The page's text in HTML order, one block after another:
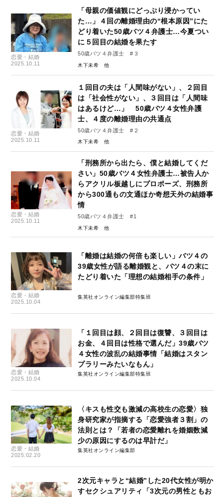
恋愛・結婚
2025.10.11
「母親の価値観にどっぷり浸かってい
た…」４回の離婚理由の“根本原因”にた
どり着いた50歳バツ４弁護士…今夏つい
に５回目の結婚を果たす
50歳バツ４弁護士 #３
木下未希
恋愛・結婚
2025.10.11
１回目の夫は「人間味がない」、２回目
は「社会性がない」、３回目は「人間味
はあるけど…」 50歳バツ４女性弁護
士、４度の離婚理由の共通点
50歳バツ４弁護士 #２
木下未希
恋愛・結婚
2025.10.11
「刑務所から出たら、僕と結婚してくだ
さい」50歳バツ４女性弁護士…被告人か
らアクリル板越しにプロポーズ、刑務所
から300通もの文通ほか奇想天外の結婚事
情
50歳バツ４弁護士 #1
木下未希
恋愛・結婚
2025.10.04
「離婚は結婚の何倍も楽しい」バツ４の
39歳女性が語る離婚観と、バツ４の末に
たどり着いた「理想の結婚相手の条件」
集英社オンライン編集部特集班
恋愛・結婚
2025.10.04
「１回目は顔、２回目は復讐、３回目は
お金、４回目は性格で選んだ」39歳バツ
４女性の波乱の結婚事情「結婚はスタン
プラリーみたいなもん」
集英社オンライン編集部特集班
恋愛・結婚
2025.02.20
〈キスも性交も激減の高校生の恋愛〉独
身研究家が指摘する「恋愛強者３割」の
法則とは？「若者の恋愛離れを婚姻数減
少の原因にするのは早計だ」
集英社オンライン編集部
2次元キャラと“結婚”した20代女性が明か
すセクシュアリティ「3次元の男性ともお